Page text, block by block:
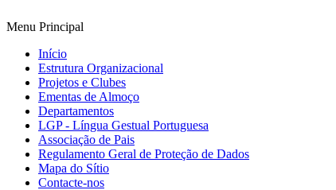
Menu Principal
Início
Estrutura Organizacional
Projetos e Clubes
Ementas de Almoço
Departamentos
LGP - Língua Gestual Portuguesa
Associação de Pais
Regulamento Geral de Proteção de Dados
Mapa do Sítio
Contacte-nos